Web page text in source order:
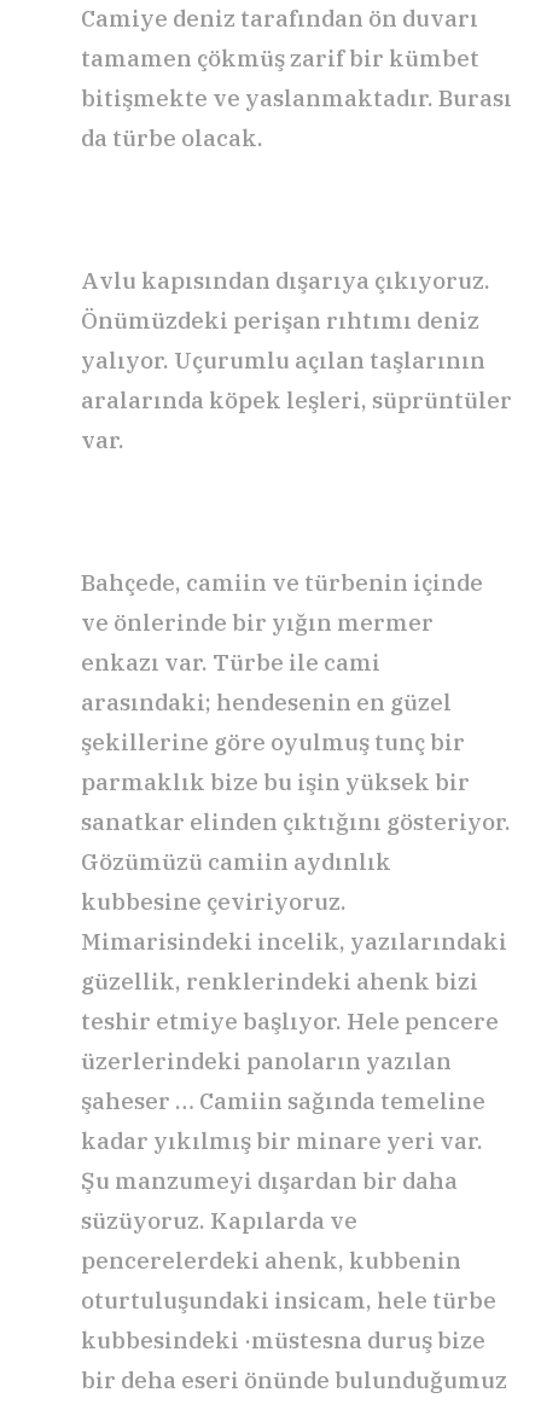
Camiye deniz tarafından ön duvarı
tamamen çökmüş zarif bir kümbet
bitişmekte ve yaslanmaktadır. Burası
da türbe olacak.
Avlu kapısından dışarıya çıkıyoruz.
Önümüzdeki perişan rıhtımı deniz
yalıyor. Uçurumlu açılan taşlarının
aralarında köpek leşleri, süprüntüler
var.
Bahçede, camiin ve türbenin içinde
ve önlerinde bir yığın mermer
enkazı var. Türbe ile cami
arasındaki; hendesenin en güzel
şekillerine göre oyulmuş tunç bir
parmaklık bize bu işin yüksek bir
sanatkar elinden çıktığını gösteriyor.
Gözümüzü camiin aydınlık
kubbesine çeviriyoruz.
Mimarisindeki incelik, yazılarındaki
güzellik, renklerindeki ahenk bizi
teshir etmiye başlıyor. Hele pencere
üzerlerindeki panoların yazılan
şaheser … Camiin sağında temeline
kadar yıkılmış bir minare yeri var.
Şu manzumeyi dışardan bir daha
süzüyoruz. Kapılarda ve
pencerelerdeki ahenk, kubbenin
oturtuluşundaki insicam, hele türbe
kubbesindeki ·müstesna duruş bize
bir deha eseri önünde bulunduğumuz